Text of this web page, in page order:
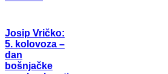
Josip Vričko:
5. kolovoza –
dan
bošnjačke